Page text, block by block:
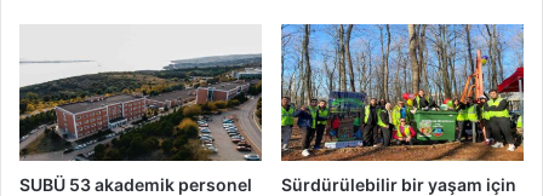
SUBÜ 53 akademik personel
Sürdürülebilir bir yaşam için